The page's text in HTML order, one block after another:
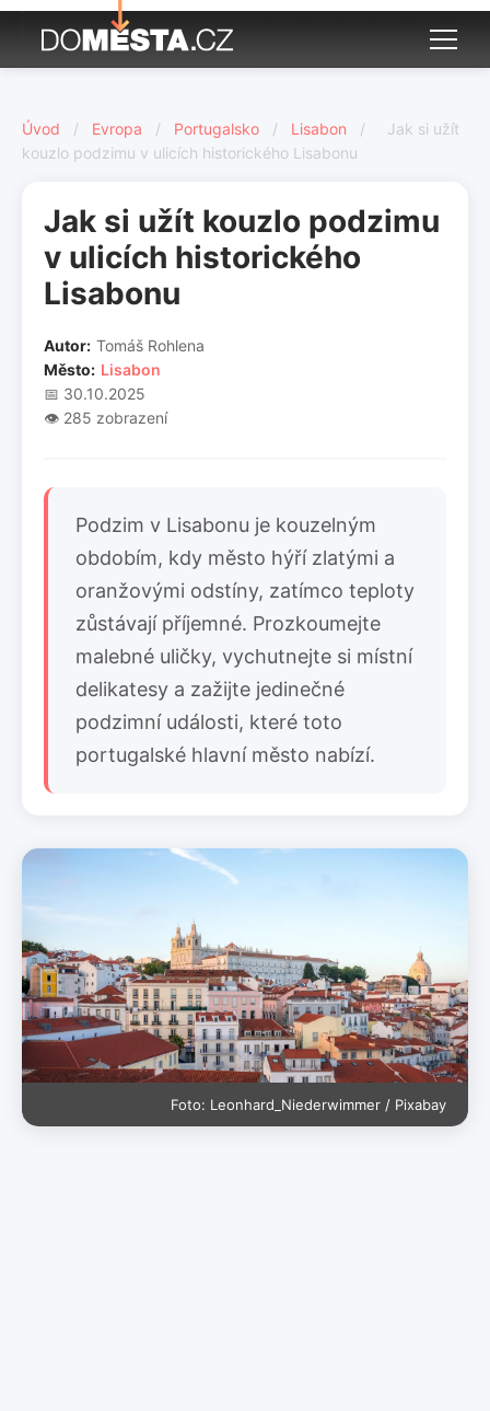
Úvod / Evropa / Portugalsko / Lisabon /
Jak si užít
kouzlo podzimu v ulicích historického Lisabonu
Jak si užít kouzlo podzimu
v ulicích historického
Lisabonu
Autor: Tomáš Rohlena
Město: Lisabon
📅 30.10.2025
👁️ 285 zobrazení
Podzim v Lisabonu je kouzelným
obdobím, kdy město hýří zlatými a
oranžovými odstíny, zatímco teploty
zůstávají příjemné. Prozkoumejte
malebné uličky, vychutnejte si místní
delikatesy a zažijte jedinečné
podzimní události, které toto
portugalské hlavní město nabízí.
Foto: Leonhard_Niederwimmer / Pixabay